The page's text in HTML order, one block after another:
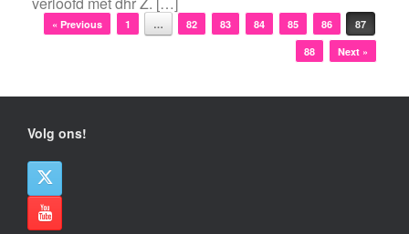
Bericht navigatie
« Previous 1 … 82 83 84 85 86
87
88
Next »
Volg ons!